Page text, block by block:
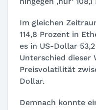
Im gleichen
114,8 Prozent in
es in US-Dollar
Unterschied dieser
Preisvolatilität
Dollar.
Demnach konnte